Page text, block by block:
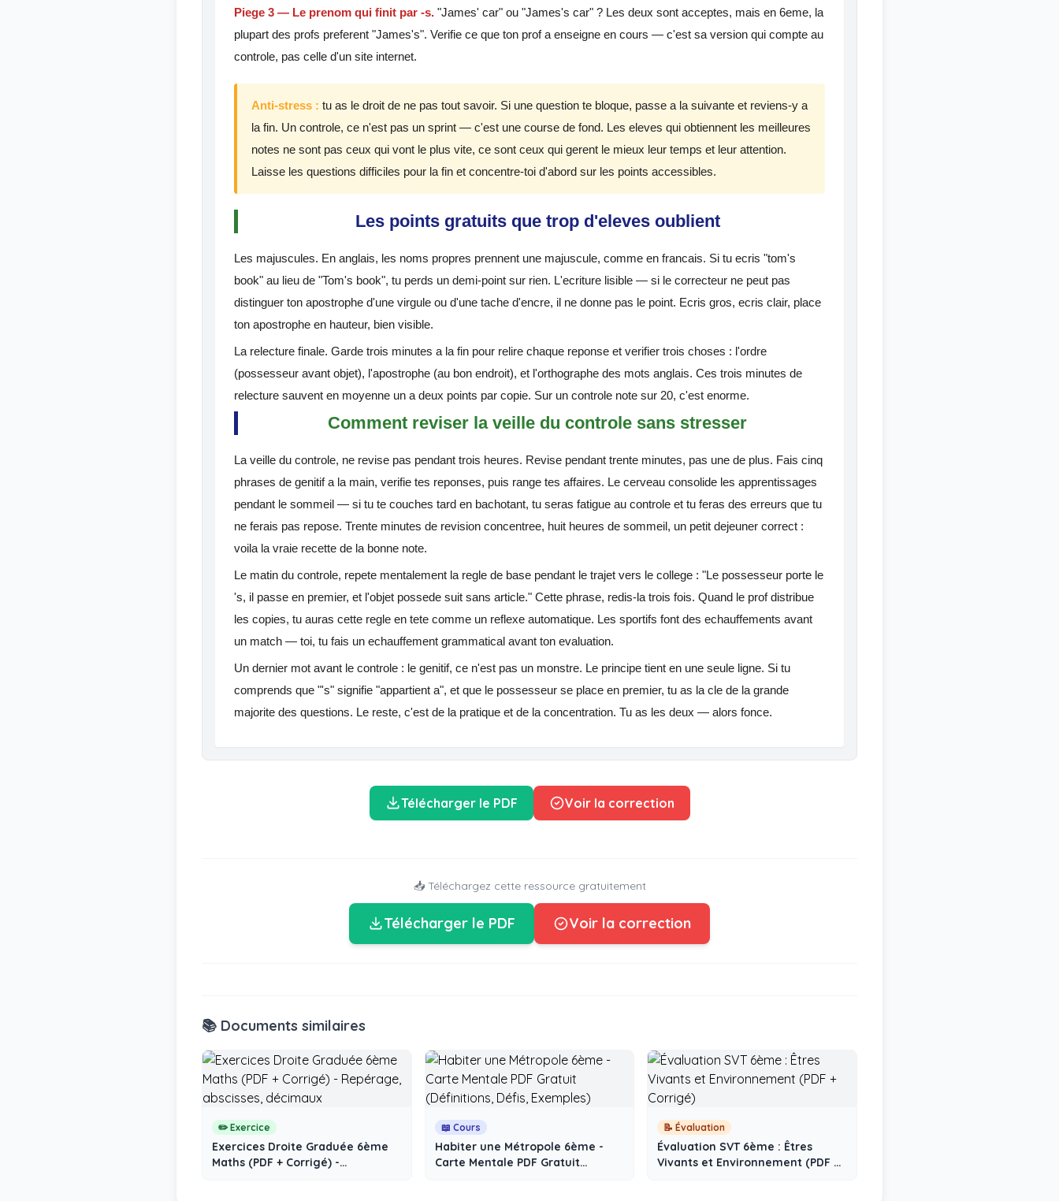
Piege 3 — Le prenom qui finit par -s. "James' car" ou "James's car" ? Les deux sont acceptes, mais en 6eme, la
plupart des profs preferent "James's". Verifie ce que ton prof a enseigne en cours — c'est sa version qui compte au
controle, pas celle d'un site internet.
Anti-stress : tu as le droit de ne pas tout savoir. Si une question te bloque, passe a la suivante et reviens-y a
la fin. Un controle, ce n'est pas un sprint — c'est une course de fond. Les eleves qui obtiennent les meilleures
notes ne sont pas ceux qui vont le plus vite, ce sont ceux qui gerent le mieux leur temps et leur attention.
Laisse les questions difficiles pour la fin et concentre-toi d'abord sur les points accessibles.
Les points gratuits que trop d'eleves oublient
Les majuscules. En anglais, les noms propres prennent une majuscule, comme en francais. Si tu ecris "tom's
book" au lieu de "Tom's book", tu perds un demi-point sur rien. L'ecriture lisible — si le correcteur ne peut pas
distinguer ton apostrophe d'une virgule ou d'une tache d'encre, il ne donne pas le point. Ecris gros, ecris clair, place
ton apostrophe en hauteur, bien visible.
La relecture finale. Garde trois minutes a la fin pour relire chaque reponse et verifier trois choses : l'ordre
(possesseur avant objet), l'apostrophe (au bon endroit), et l'orthographe des mots anglais. Ces trois minutes de
relecture sauvent en moyenne un a deux points par copie. Sur un controle note sur 20, c'est enorme.
Comment reviser la veille du controle sans stresser
La veille du controle, ne revise pas pendant trois heures. Revise pendant trente minutes, pas une de plus. Fais cinq
phrases de genitif a la main, verifie tes reponses, puis range tes affaires. Le cerveau consolide les apprentissages
pendant le sommeil — si tu te couches tard en bachotant, tu seras fatigue au controle et tu feras des erreurs que tu
ne ferais pas repose. Trente minutes de revision concentree, huit heures de sommeil, un petit dejeuner correct :
voila la vraie recette de la bonne note.
Le matin du controle, repete mentalement la regle de base pendant le trajet vers le college : "Le possesseur porte le
's, il passe en premier, et l'objet possede suit sans article." Cette phrase, redis-la trois fois. Quand le prof distribue
les copies, tu auras cette regle en tete comme un reflexe automatique. Les sportifs font des echauffements avant
un match — toi, tu fais un echauffement grammatical avant ton evaluation.
Un dernier mot avant le controle : le genitif, ce n'est pas un monstre. Le principe tient en une seule ligne. Si tu
comprends que "'s" signifie "appartient a", et que le possesseur se place en premier, tu as la cle de la grande
majorite des questions. Le reste, c'est de la pratique et de la concentration. Tu as les deux — alors fonce.
Télécharger le PDF Voir la correction
📥 Téléchargez cette ressource gratuitement
Télécharger le PDF Voir la correction
📚 Documents similaires
✏️ Exercice
Exercices Droite Graduée 6ème
Maths (PDF + Corrigé) -
📖 Cours
Habiter une Métropole 6ème -
Carte Mentale PDF Gratuit
📝 Évaluation
Évaluation SVT 6ème : Êtres
Vivants et Environnement (PDF +